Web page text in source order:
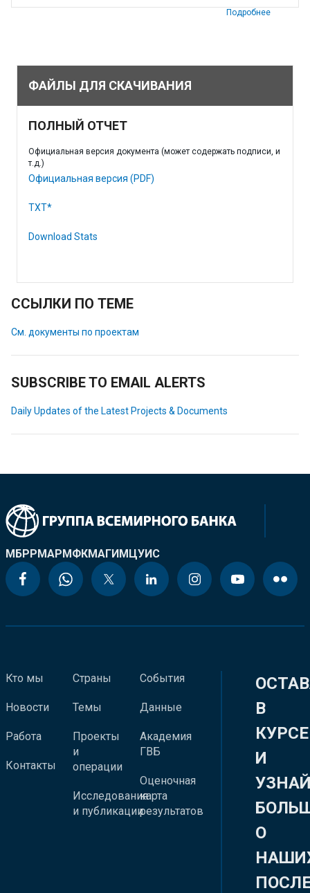
Подробнее
ФАЙЛЫ ДЛЯ СКАЧИВАНИЯ
ПОЛНЫЙ ОТЧЕТ
Официальная версия документа (может содержать подписи, и
т.д.)
Официальная версия (PDF)
TXT*
Download Stats
ССЫЛКИ ПО ТЕМЕ
См. документы по проектам
SUBSCRIBE TO EMAIL ALERTS
Daily Updates of the Latest Projects & Documents
МБРРМАРМФКМАГИМЦУИС
Кто мы
Новости
Работа
Контакты
Страны
Темы
Проекты
и
операции
Исследования
и публикации
События
Данные
Академия
ГВБ
Оценочная
карта
результатов
В
КУРСЕ
И
О